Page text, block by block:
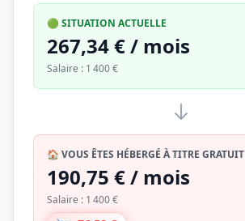
🟢 SITUATION ACTUELLE
267,34 € / mois
Salaire : 1 400 €
🏠 VOUS ÊTES HÉBERGÉ À TITRE GRATUIT
190,75 € / mois
Salaire : 1 400 €